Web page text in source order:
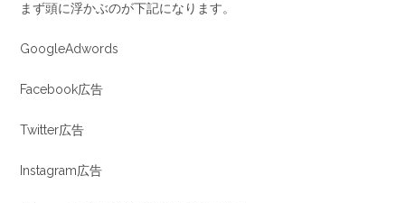
まず頭に浮かぶのが下記になります。
GoogleAdwords
Facebook広告
Twitter広告
Instagram広告